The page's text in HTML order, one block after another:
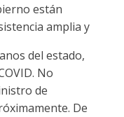
están
amplia y
del estado,
No
de
De